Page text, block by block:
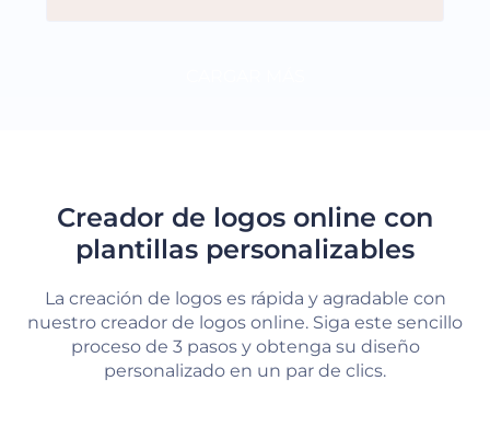
Creador de logos online con
plantillas personalizables
La creación de logos es rápida y agradable con
nuestro creador de logos online. Siga este sencillo
proceso de 3 pasos y obtenga su diseño
personalizado en un par de clics.